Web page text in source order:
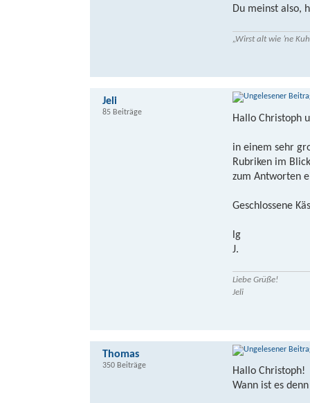
Du meinst also,
„Wirst alt wie ’ne
Hallo Christoph
in einem sehr
Rubriken im
zum Antworten
Geschlossene
lg
J.
Liebe Grüße!
Jeli
Jeli
85 Beiträge
Hallo Christoph!
Wann ist es
Thomas
350 Beiträge